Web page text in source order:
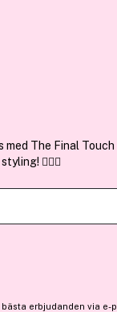
✓ Över 1,5
Mist
The Final
💇‍♀️✨
erbjudanden via e-